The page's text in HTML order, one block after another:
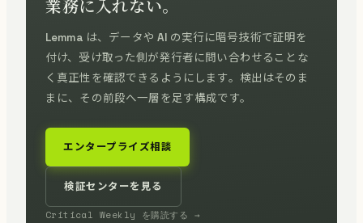
業務に入れない。
Lemma は、データや AI の実行に暗号技術で証明を
付け、受け取った側が発行者に問い合わせることな
く真正性を確認できるようにします。検出はそのま
まに、その前段へ一層を足す構成です。
エンタープライズ相談
検証センターを見る
Critical Weekly を購読する →